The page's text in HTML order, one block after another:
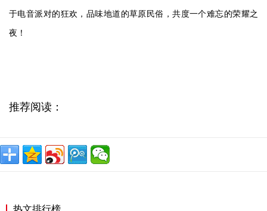
于电音派对的狂欢，品味地道的草原民俗，共度一个难忘的荣耀之
夜！
推荐阅读：
热文排行榜